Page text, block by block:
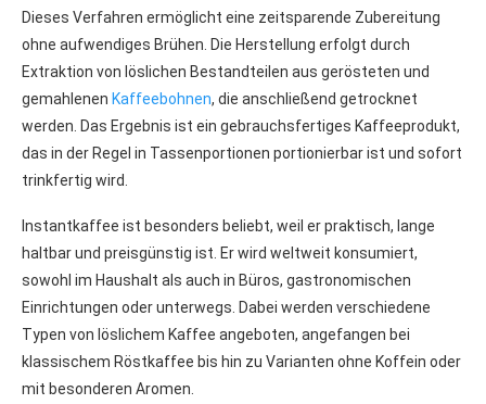
Dieses Verfahren ermöglicht eine zeitsparende Zubereitung
ohne aufwendiges Brühen. Die Herstellung erfolgt durch
Extraktion von löslichen Bestandteilen aus gerösteten und
gemahlenen Kaffeebohnen, die anschließend getrocknet
werden. Das Ergebnis ist ein gebrauchsfertiges Kaffeeprodukt,
das in der Regel in Tassenportionen portionierbar ist und sofort
trinkfertig wird.
Instantkaffee ist besonders beliebt, weil er praktisch, lange
haltbar und preisgünstig ist. Er wird weltweit konsumiert,
sowohl im Haushalt als auch in Büros, gastronomischen
Einrichtungen oder unterwegs. Dabei werden verschiedene
Typen von löslichem Kaffee angeboten, angefangen bei
klassischem Röstkaffee bis hin zu Varianten ohne Koffein oder
mit besonderen Aromen.